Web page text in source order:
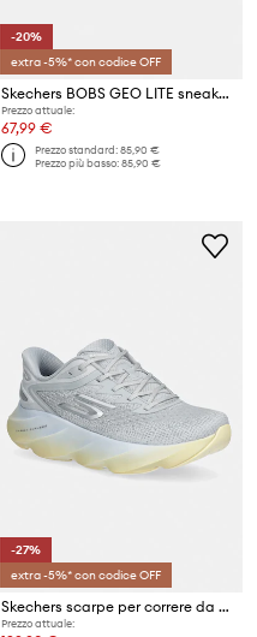
-20%
extra -5%* con codice OFF
Skechers BOBS GEO LITE sneakers da donna
Prezzo attuale:
67,99 €
Prezzo standard:85,90 €
Prezzo più basso:85,90 €
-27%
extra -5%* con codice OFF
Skechers scarpe per correre da donna SKX AERO BURST
Prezzo attuale: